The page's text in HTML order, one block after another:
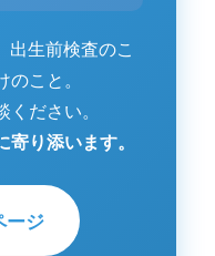
出生前検査のこ
こと。
ださい。
り添います。
ージ